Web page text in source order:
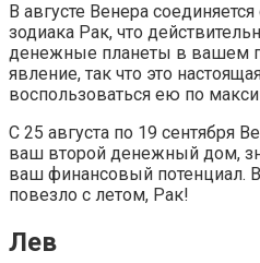
В августе Венера
зодиака Рак, что
денежные планеты в вашем
явление, так что это
воспользоваться ею по
С 25 августа по 19 сентября
ваш второй денежный дом,
ваш финансовый потенциал.
повезло с летом, Рак!
Лев